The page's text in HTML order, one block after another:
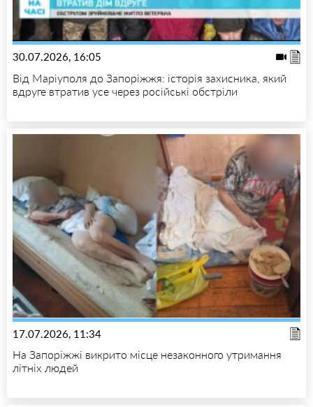
30.07.2026, 16:05
Від Маріуполя до Запоріжжя: історія захисника, який
вдруге втратив усе через російські обстріли
17.07.2026, 11:34
На Запоріжжі викрито місце незаконного утримання
літніх людей